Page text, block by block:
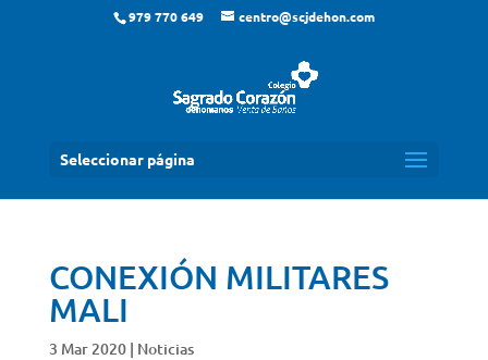
979 770 649 centro@scjdehon.com
Seleccionar página
CONEXIÓN MILITARES
MALI
3 Mar 2020| Noticias